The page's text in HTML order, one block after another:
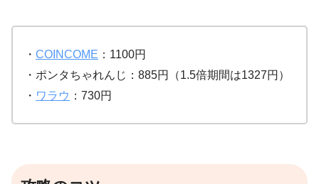
・ COINCOME ：1100円
・ポンタちゃれんじ：885円（1.5倍期間は1327円）
・ ワラウ ：730円